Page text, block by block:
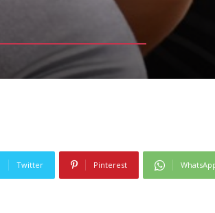
Twitter Pinterest